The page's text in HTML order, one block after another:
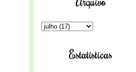
Estatísticas